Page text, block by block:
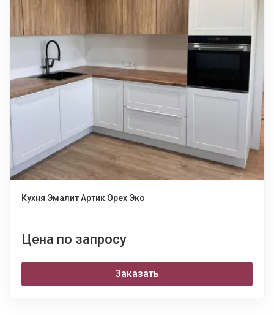
Кухня Эмалит Артик Орех Эко
Цена по запросу
Заказать